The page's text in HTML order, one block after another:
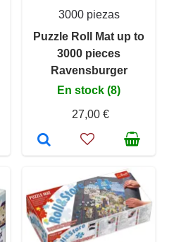
3000 piezas
Puzzle Roll Mat up to
3000 pieces
Ravensburger
En stock (8)
27,00 €